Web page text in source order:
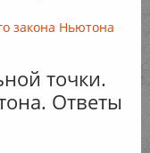
закона Ньютона
точки.
Ответы